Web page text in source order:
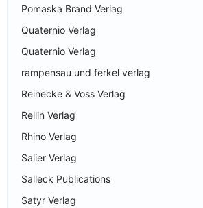
Pomaska Brand Verlag
Quaternio Verlag
Quaternio Verlag
rampensau und ferkel verlag
Reinecke & Voss Verlag
Rellin Verlag
Rhino Verlag
Salier Verlag
Salleck Publications
Satyr Verlag